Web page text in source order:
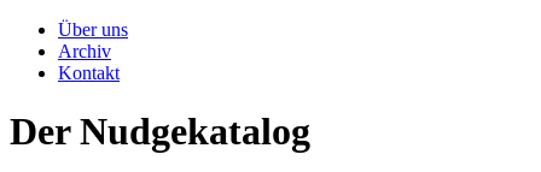
Über uns
Archiv
Kontakt
Der Nudgekatalog